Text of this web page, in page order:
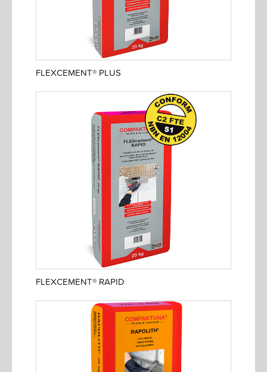
FLEXCEMENT® PLUS
FLEXCEMENT® RAPID